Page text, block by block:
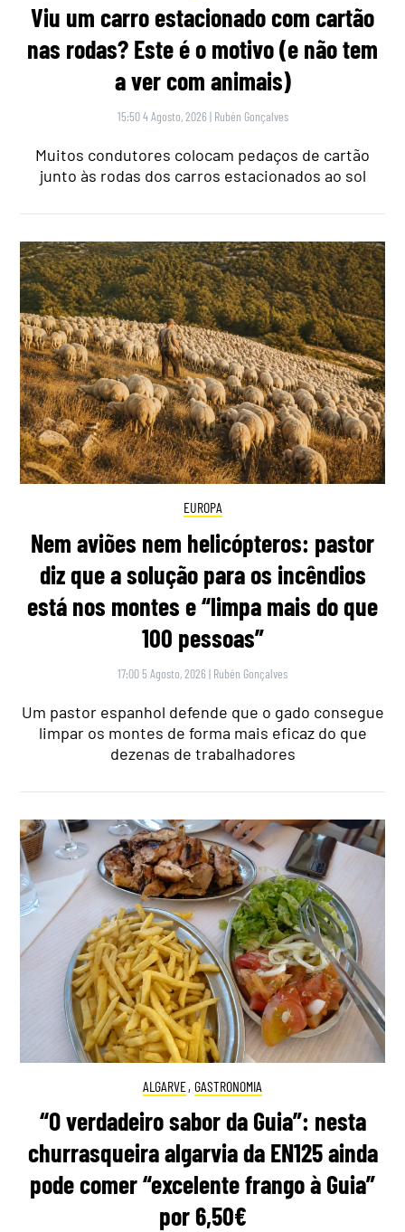
Viu um carro estacionado com cartão
nas rodas? Este é o motivo (e não tem
a ver com animais)
15:50 4 Agosto, 2026 | Rubén Gonçalves
Muitos condutores colocam pedaços de cartão
junto às rodas dos carros estacionados ao sol
EUROPA
Nem aviões nem helicópteros: pastor
diz que a solução para os incêndios
está nos montes e “limpa mais do que
100 pessoas”
17:00 5 Agosto, 2026 | Rubén Gonçalves
Um pastor espanhol defende que o gado consegue
limpar os montes de forma mais eficaz do que
dezenas de trabalhadores
ALGARVE, GASTRONOMIA
“O verdadeiro sabor da Guia”: nesta
churrasqueira algarvia da EN125 ainda
pode comer “excelente frango à Guia”
por 6,50€